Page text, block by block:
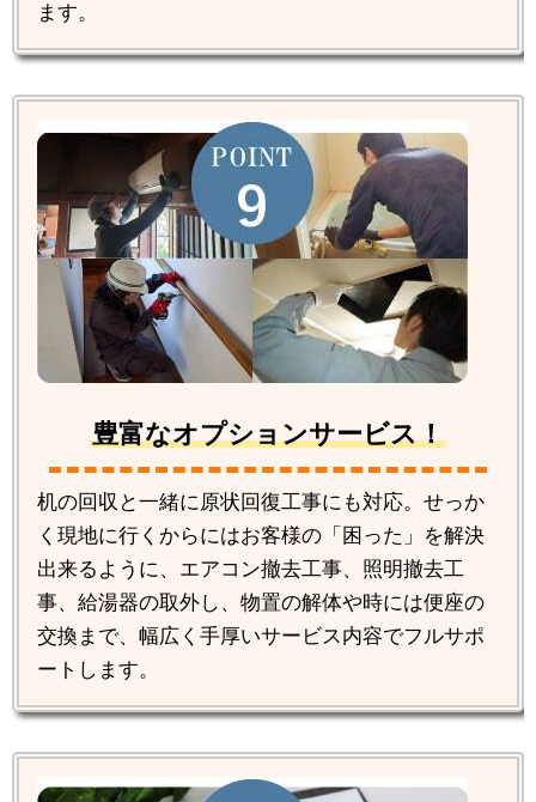
ます。
豊富なオプションサービス！
机の回収と一緒に原状回復工事にも対応。せっか
く現地に行くからにはお客様の「困った」を解決
出来るように、エアコン撤去工事、照明撤去工
事、給湯器の取外し、物置の解体や時には便座の
交換まで、幅広く手厚いサービス内容でフルサポ
ートします。